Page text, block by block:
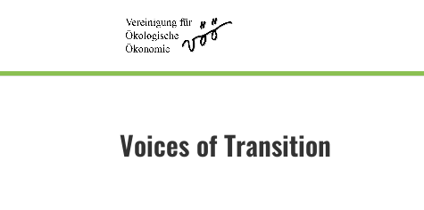
Voices of Transition